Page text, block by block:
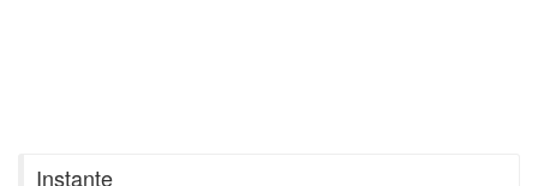
Instante